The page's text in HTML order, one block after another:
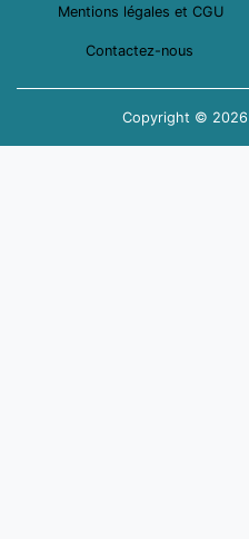
Mentions légales et CGU
Contactez-nous
Copyright ©